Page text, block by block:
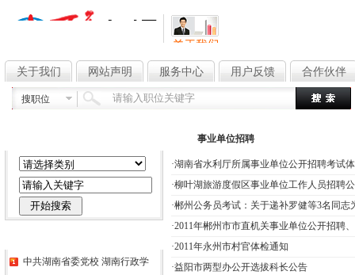
关于我们 网站声明 服务中心 用户反馈 合作伙伴
搜职位
中共湖南省委党校 湖南行政学
事业单位招聘
·湖南省水利厅所属事业单位公开招聘考试
·柳叶湖旅游度假区事业单位工作人员招聘
·郴州公务员考试：关于递补罗健等3名同志
·2011年郴州市市直机关事业单位公开招聘
·2011年永州市村官体检通知
·益阳市两型办公开选拔科长公告